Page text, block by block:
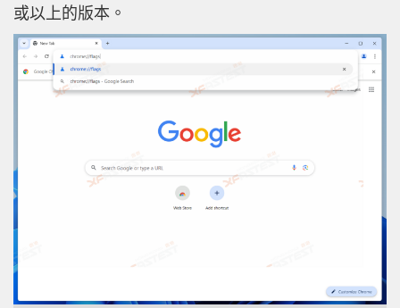
或以上的版本。